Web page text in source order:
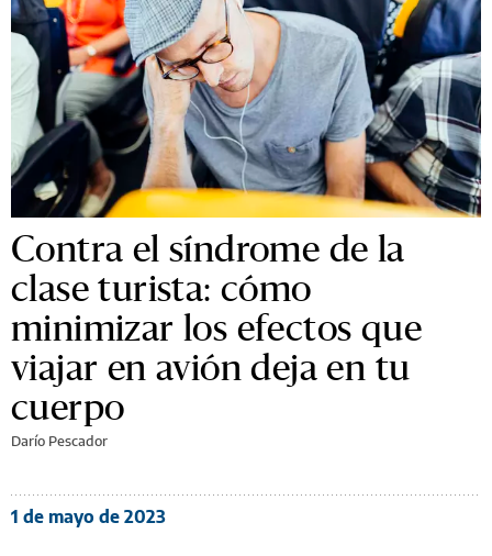
Contra el síndrome de la
clase turista: cómo
minimizar los efectos que
viajar en avión deja en tu
cuerpo
Darío Pescador
1 de mayo de 2023